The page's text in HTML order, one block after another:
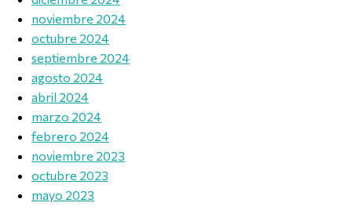
noviembre 2024
octubre 2024
septiembre 2024
agosto 2024
abril 2024
marzo 2024
febrero 2024
noviembre 2023
octubre 2023
mayo 2023